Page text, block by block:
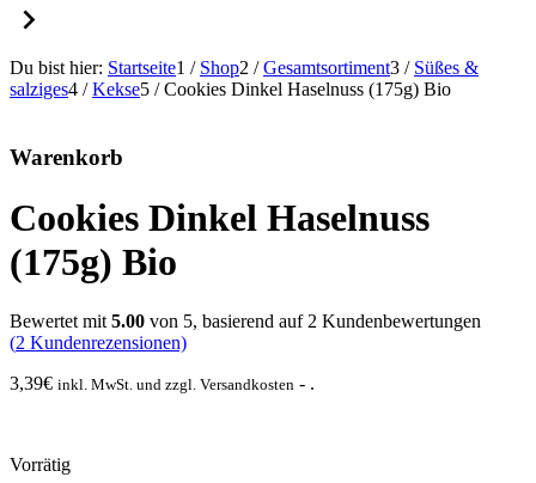
Du bist hier: Startseite1 / Shop2 / Gesamtsortiment3 / Süßes &
salziges4 / Kekse5 / Cookies Dinkel Haselnuss (175g) Bio
Warenkorb
Cookies Dinkel Haselnuss
(175g) Bio
Bewertet mit 5.00 von 5, basierend auf 2 Kundenbewertungen
(2 Kundenrezensionen)
3,39€ inkl. MwSt. und zzgl. Versandkosten - .
Vorrätig